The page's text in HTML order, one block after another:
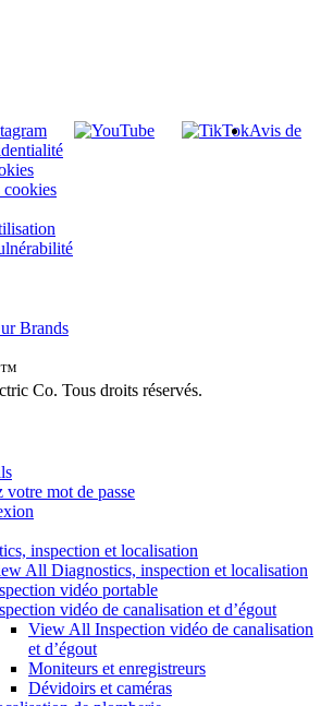
Avis de
cookies
Brands
™
Co. Tous droits réservés.
mot de passe
inspection et localisation
All Diagnostics, inspection et localisation
vidéo portable
vidéo de canalisation et d’égout
View All Inspection vidéo de canalisation
et d’égout
Moniteurs et enregistreurs
Dévidoirs et caméras